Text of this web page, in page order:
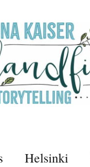
Helsinki